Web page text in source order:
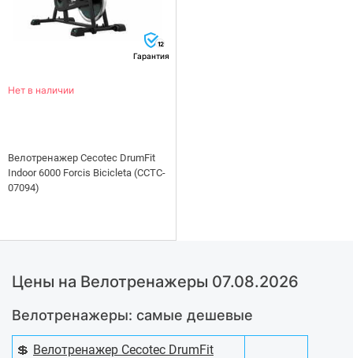
12
Гарантия
Нет в наличии
Велотренажер Cecotec DrumFit
Indoor 6000 Forcis Bicicleta (CCTC-
07094)
Цены на Велотренажеры 07.08.2026
Велотренажеры: самые дешевые
💲 Велотренажер Cecotec DrumFit